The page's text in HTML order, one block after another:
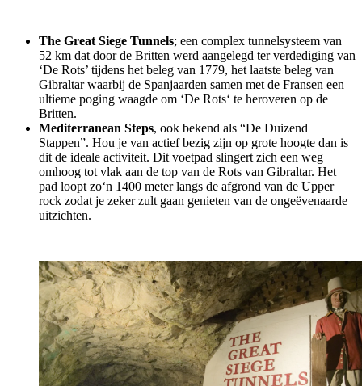
The Great Siege Tunnels; een complex tunnelsysteem van
52 km dat door de Britten werd aangelegd ter verdediging van
‘De Rots’ tijdens het beleg van 1779, het laatste beleg van
Gibraltar waarbij de Spanjaarden samen met de Fransen een
ultieme poging waagde om ‘De Rots‘ te heroveren op de
Britten.
Mediterranean Steps, ook bekend als “De Duizend
Stappen”. Hou je van actief bezig zijn op grote hoogte dan is
dit de ideale activiteit. Dit voetpad slingert zich een weg
omhoog tot vlak aan de top van de Rots van Gibraltar. Het
pad loopt zo‘n 1400 meter langs de afgrond van de Upper
rock zodat je zeker zult gaan genieten van de ongeëvenaarde
uitzichten.